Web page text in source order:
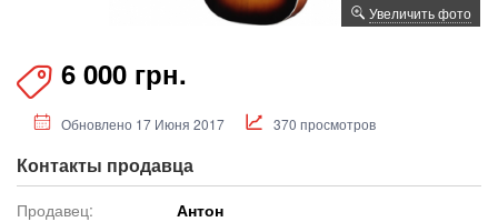
Увеличить фото
6 000 грн.
Обновлено 17 Июня 2017 370 просмотров
Контакты продавца
Продавец:
Антон